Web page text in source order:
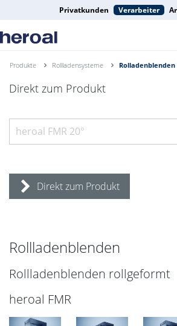
Privatkunden Verarbeiter
Produkte Rollladensysteme Rolladenblenden
Direkt zum Produkt
Direkt zum Produkt
Rollladenblenden
Rollladenblenden rollgeformt
heroal FMR